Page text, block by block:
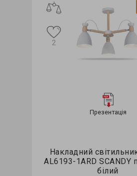
Презентація
Накладний
AL6193-1ARD SCANDY
білий
2